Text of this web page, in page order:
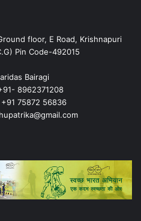
floor, E Road, Krishnapuri
Pin Code-492015
Bairagi
8962371208
75872 56836